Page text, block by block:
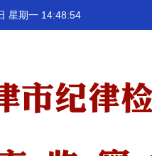
星期一 14:48:54